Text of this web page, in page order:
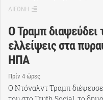
ΔΙΕΘΝΗ
Ο Τραμπ διαψεύδει
ελλείψεις στα
ΗΠΑ
Πρίν 4 ώρες
Ο Ντόναλντ Τραμπ